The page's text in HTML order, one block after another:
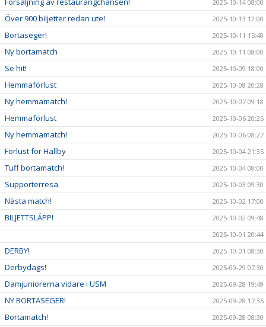
2025-10-14 08:00
Över 900 biljetter redan ute! 2025-10-13 12:00
Bortaseger! 2025-10-11 15:40
Ny bortamatch 2025-10-11 08:00
Se hit! 2025-10-09 18:00
Hemmaförlust 2025-10-08 20:28
Ny hemmamatch! 2025-10-07 09:18
Hemmaförlust 2025-10-06 20:26
Ny hemmamatch! 2025-10-06 08:27
Förlust för Hallby 2025-10-04 21:35
Tuff bortamatch! 2025-10-04 08:00
Supporterresa 2025-10-03 09:30
Nästa match! 2025-10-02 17:00
BILJETTSLÄPP!
2025-10-02 09:48
2025-10-01 20:44
DERBY! 2025-10-01 08:30
Derbydags! 2025-09-29 07:30
Damjuniorerna vidare i USM 2025-09-28 19:49
NY BORTASEGER! 2025-09-28 17:36
Bortamatch! 2025-09-28 08:30